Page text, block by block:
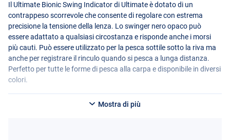
Il Ultimate Bionic Swing Indicator di Ultimate è dotato di un
contrappeso scorrevole che consente di regolare con estrema
precisione la tensione della lenza. Lo swinger nero opaco può
essere adattato a qualsiasi circostanza e risponde anche i morsi
più cauti. Può essere utilizzato per la pesca sottile sotto la riva ma
anche per registrare il rinculo quando si pesca a lunga distanza.
Perfetto per tutte le forme di pesca alla carpa e disponibile in diversi
colori.
Mostra di più